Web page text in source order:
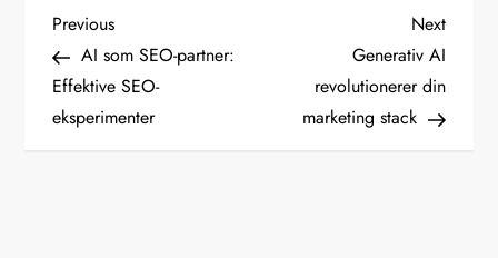
I
n
d
l
Previous
Post
Previous
AI som SEO-partner:
Effektive SEO-
eksperimenter
Next
Post
Next
Generativ AI
revolutionerer din
marketing stack